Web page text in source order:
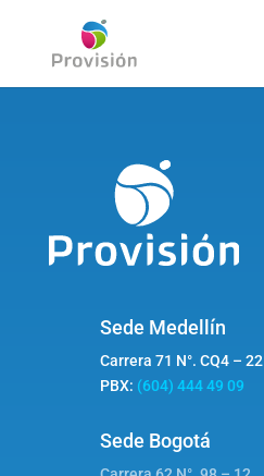
Sede Medellín
Carrera 71 N°. CQ4 – 22
PBX: (604) 444 49 09
Sede Bogotá